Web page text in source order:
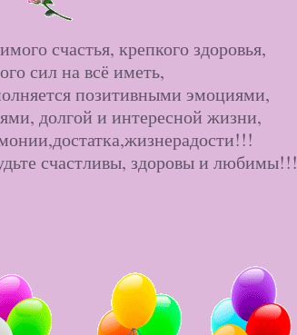
счастья, крепкого здоровья,
сил на всё иметь,
позитивными эмоциями,
долгой и интересной жизни,
счастливы, здоровы и любимы!!!